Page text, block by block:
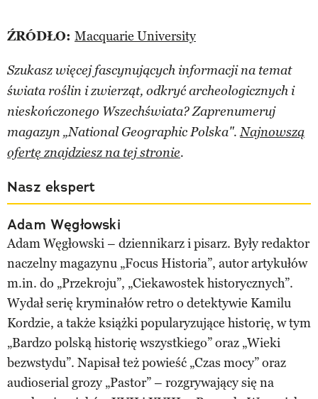
ŹRÓDŁO: Macquarie University
Szukasz więcej fascynujących informacji na temat
świata roślin i zwierząt, odkryć archeologicznych i
nieskończonego Wszechświata? Zaprenumeruj
magazyn „National Geographic Polska".Najnowszą
ofertę znajdziesz na tej stronie.
Nasz ekspert
Adam Węgłowski
Adam Węgłowski – dziennikarz i pisarz. Były redaktor
naczelny magazynu „Focus Historia”, autor artykułów
m.in. do „Przekroju”, „Ciekawostek historycznych”.
Wydał serię kryminałów retro o detektywie Kamilu
Kordzie, a także książki popularyzujące historię, w tym
„Bardzo polską historię wszystkiego” oraz „Wieki
bezwstydu”. Napisał też powieść „Czas mocy” oraz
audioserial grozy „Pastor” – rozgrywający się na